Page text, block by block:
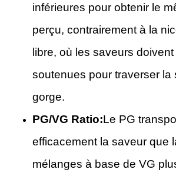
inférieures pour obtenir le
perçu, contrairement à la
libre, où les saveurs
soutenues pour traverser la
gorge.
PG/VG Ratio:Le PG
efficacement la saveur que
mélanges à base de VG